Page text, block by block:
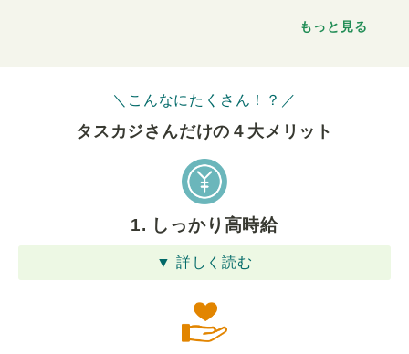
もっと見る
＼こんなにたくさん！？／
タスカジさんだけの４⼤メリット
1. しっかり高時給
▼ 詳しく読む